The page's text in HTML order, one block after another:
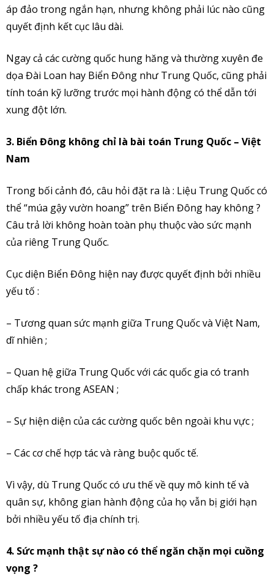
áp đảo trong ngắn hạn, nhưng không phải lúc nào cũng
quyết định kết cục lâu dài.
Ngay cả các cường quốc hung hăng và thường xuyên đe
dọa Đài Loan hay Biển Đông như Trung Quốc, cũng phải
tính toán kỹ lưỡng trước mọi hành động có thể dẫn tới
xung đột lớn.
3. Biển Đông không chỉ là bài toán Trung Quốc – Việt
Nam
Trong bối cảnh đó, câu hỏi đặt ra là : Liệu Trung Quốc có
thể “múa gậy vườn hoang” trên Biển Đông hay không ?
Câu trả lời không hoàn toàn phụ thuộc vào sức mạnh
của riêng Trung Quốc.
Cục diện Biển Đông hiện nay được quyết định bởi nhiều
yếu tố :
– Tương quan sức mạnh giữa Trung Quốc và Việt Nam,
dĩ nhiên ;
– Quan hệ giữa Trung Quốc với các quốc gia có tranh
chấp khác trong ASEAN ;
– Sự hiện diện của các cường quốc bên ngoài khu vực ;
– Các cơ chế hợp tác và ràng buộc quốc tế.
Vì vậy, dù Trung Quốc có ưu thế về quy mô kinh tế và
quân sự, không gian hành động của họ vẫn bị giới hạn
bởi nhiều yếu tố địa chính trị.
4. Sức mạnh thật sự nào có thể ngăn chặn mọi cuồng
vọng ?